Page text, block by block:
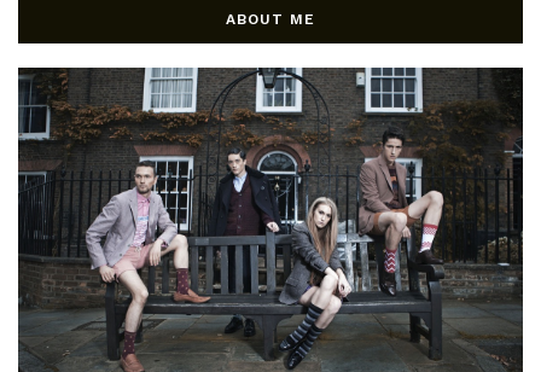
ABOUT ME